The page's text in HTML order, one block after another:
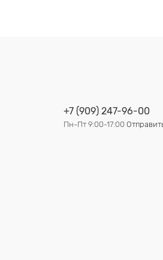
+7 (909) 247-96-00
Пн-Пт 9:00-17:00